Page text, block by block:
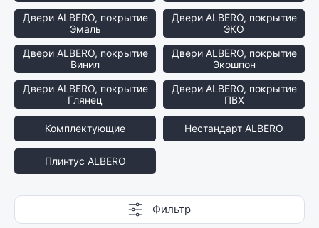
Двери ALBERO, покрытие
Эмаль
Двери ALBERO, покрытие
ЭКО
Двери ALBERO, покрытие
Винил
Двери ALBERO, покрытие
Экошпон
Двери ALBERO, покрытие
Глянец
Двери ALBERO, покрытие
ПВХ
Комплектующие Нестандарт ALBERO
Плинтус ALBERO
Фильтр